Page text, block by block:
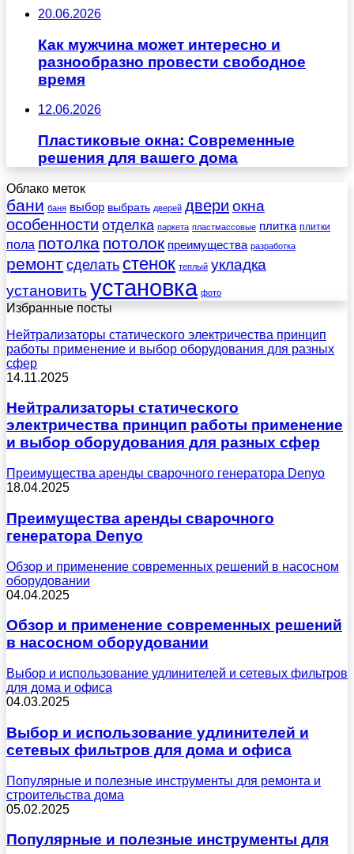
20.06.2026
Как мужчина может интересно и
разнообразно провести свободное
время
12.06.2026
Пластиковые окна: Современные
решения для вашего дома
Облако меток
бани баня выбор выбрать дверей двери окна
особенности отделка паркета пластмассовые плитка плитки
пола потолка потолок преимущества разработка
ремонт сделать стенок теплый укладка
установить установка фото
Избранные посты
Нейтрализаторы статического электричества принцип
работы применение и выбор оборудования для разных
сфер
14.11.2025
Нейтрализаторы статического
электричества принцип работы применение
и выбор оборудования для разных сфер
Преимущества аренды сварочного генератора Denyo
18.04.2025
Преимущества аренды сварочного
генератора Denyo
Обзор и применение современных решений в насосном
оборудовании
04.04.2025
Обзор и применение современных решений
в насосном оборудовании
Выбор и использование удлинителей и сетевых фильтров
для дома и офиса
04.03.2025
Выбор и использование удлинителей и
сетевых фильтров для дома и офиса
Популярные и полезные инструменты для ремонта и
строительства дома
05.02.2025
Популярные и полезные инструменты для